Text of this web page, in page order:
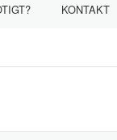
KONTAKT